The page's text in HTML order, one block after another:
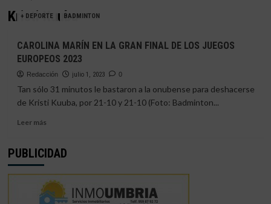
Kristi Kuuba
+ DEPORTE BADMINTON
CAROLINA MARÍN EN LA GRAN FINAL DE LOS JUEGOS
EUROPEOS 2023
Redacción julio 1, 2023 0
Tan sólo 31 minutos le bastaron a la onubense para deshacerse
de Kristi Kuuba, por 21-10 y 21-10 (Foto: Badminton...
Leer másLeer
CAROLINA
EN
LA
GRAN
PUBLICIDAD